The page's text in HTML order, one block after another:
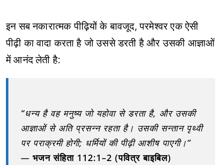
इन सब नकारात्मक पीढ़ियों के बावजूद, परमेश्वर एक ऐसी
पीढ़ी का वादा करता है जो उससे डरती है और उसकी आज्ञाओं
में आनंद लेती है:
“धन्य है वह मनुष्य जो यहोवा से डरता है, और उसकी
आज्ञाओं से अति प्रसन्न रहता है। उसकी सन्तान पृथ्वी
पर पराक्रमी होगी; धर्मियों की पीढ़ी आशीष पाएगी।”
— भजन संहिता 112:1–2 (पवित्र बाइबिल)